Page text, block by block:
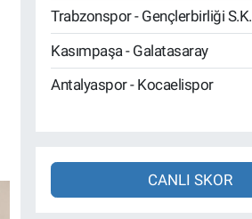
Trabzonspor - Gençlerbirliği S.K.
Kasımpaşa - Galatasaray
Antalyaspor - Kocaelispor
CANLI SKOR